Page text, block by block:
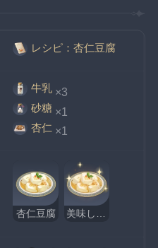
レシピ：杏仁豆腐
牛乳 ×3
砂糖 ×1
杏仁 ×1
杏仁豆腐